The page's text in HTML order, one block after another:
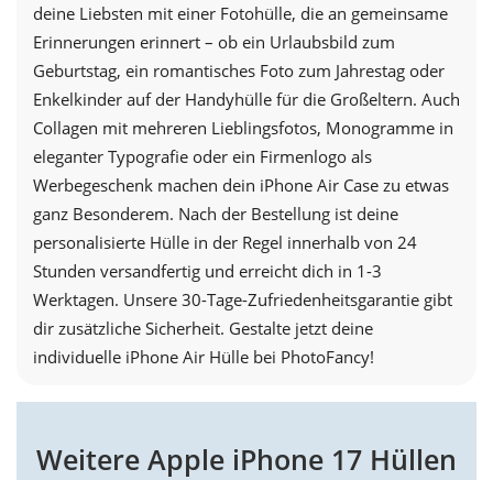
deine Liebsten mit einer Fotohülle, die an gemeinsame
Erinnerungen erinnert – ob ein Urlaubsbild zum
Geburtstag, ein romantisches Foto zum Jahrestag oder
Enkelkinder auf der Handyhülle für die Großeltern. Auch
Collagen mit mehreren Lieblingsfotos, Monogramme in
eleganter Typografie oder ein Firmenlogo als
Werbegeschenk machen dein iPhone Air Case zu etwas
ganz Besonderem. Nach der Bestellung ist deine
personalisierte Hülle in der Regel innerhalb von 24
Stunden versandfertig und erreicht dich in 1-3
Werktagen. Unsere 30-Tage-Zufriedenheitsgarantie gibt
dir zusätzliche Sicherheit. Gestalte jetzt deine
individuelle iPhone Air Hülle bei PhotoFancy!
Weitere Apple iPhone 17 Hüllen